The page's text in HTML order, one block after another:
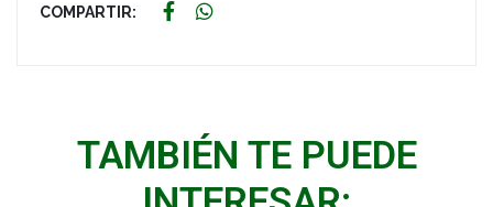
COMPARTIR:
TAMBIÉN TE PUEDE